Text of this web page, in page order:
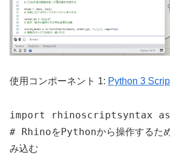
使用コンポーネント 1: Python 3
import rhinoscriptsyntax
# RhinoをPythonから操作するた
み込む